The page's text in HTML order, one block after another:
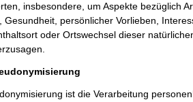
insbesondere, um Aspekte bezüglich
Gesundheit, persönlicher Vorlieben,
oder Ortswechsel dieser
ist die Verarbeitung